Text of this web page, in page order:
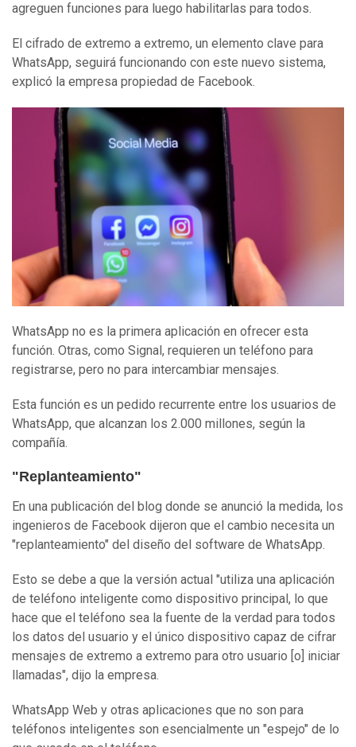
agreguen funciones para luego habilitarlas para todos.
El cifrado de extremo a extremo, un elemento clave para
WhatsApp, seguirá funcionando con este nuevo sistema,
explicó la empresa propiedad de Facebook.
WhatsApp no es la primera aplicación en ofrecer esta
función. Otras, como Signal, requieren un teléfono para
registrarse, pero no para intercambiar mensajes.
Esta función es un pedido recurrente entre los usuarios de
WhatsApp, que alcanzan los 2.000 millones, según la
compañía.
"Replanteamiento"
En una publicación del blog donde se anunció la medida, los
ingenieros de Facebook dijeron que el cambio necesita un
"replanteamiento" del diseño del software de WhatsApp.
Esto se debe a que la versión actual "utiliza una aplicación
de teléfono inteligente como dispositivo principal, lo que
hace que el teléfono sea la fuente de la verdad para todos
los datos del usuario y el único dispositivo capaz de cifrar
mensajes de extremo a extremo para otro usuario [o] iniciar
llamadas", dijo la empresa.
WhatsApp Web y otras aplicaciones que no son para
teléfonos inteligentes son esencialmente un "espejo" de lo